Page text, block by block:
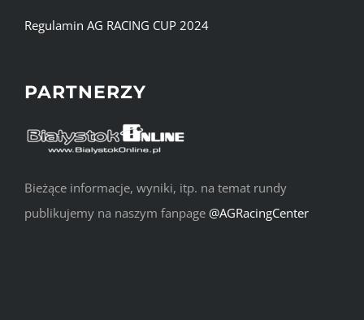
Regulamin AG RACING CUP 2024
PARTNERZY
Bieżące informacje, wyniki, itp. na temat rundy
publikujemy na naszym fanpage @AGRacingCenter